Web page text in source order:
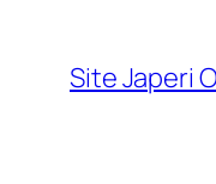
Site Japeri